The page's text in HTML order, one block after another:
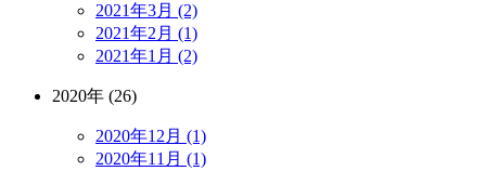
2021年3月 (2)
2021年2月 (1)
2021年1月 (2)
2020年 (26)
2020年12月 (1)
2020年11月 (1)